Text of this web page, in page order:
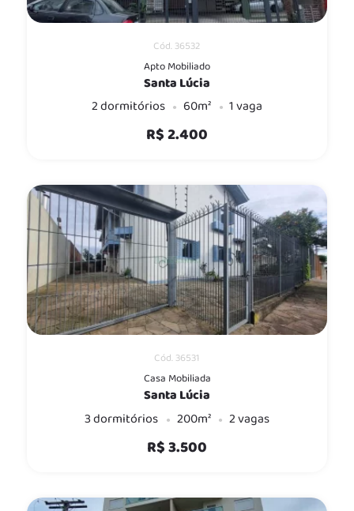
Cód. 36532
Apto Mobiliado
Santa Lúcia
2 dormitórios
60m² 1 vaga
R$ 2.400
Cód. 36531
Casa Mobiliada
Santa Lúcia
3 dormitórios
200m² 2 vagas
R$ 3.500